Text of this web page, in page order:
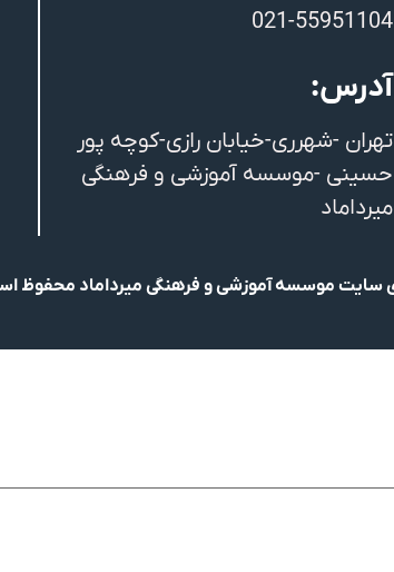
021-55951104
آدرس:
تهران -شهرری-خیابان رازی-کوچه پور
حسینی -موسسه آموزشی و فرهنگی
میرداماد
سایت موسسه آموزشی و فرهنگی میرداماد محفوظ